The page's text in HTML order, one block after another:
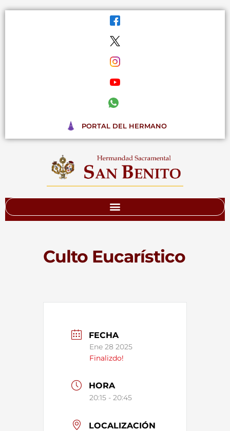
PORTAL DEL HERMANO
Culto Eucarístico
FECHA
Ene 28 2025
Finalizdo!
HORA
20:15 - 20:45
LOCALIZACIÓN